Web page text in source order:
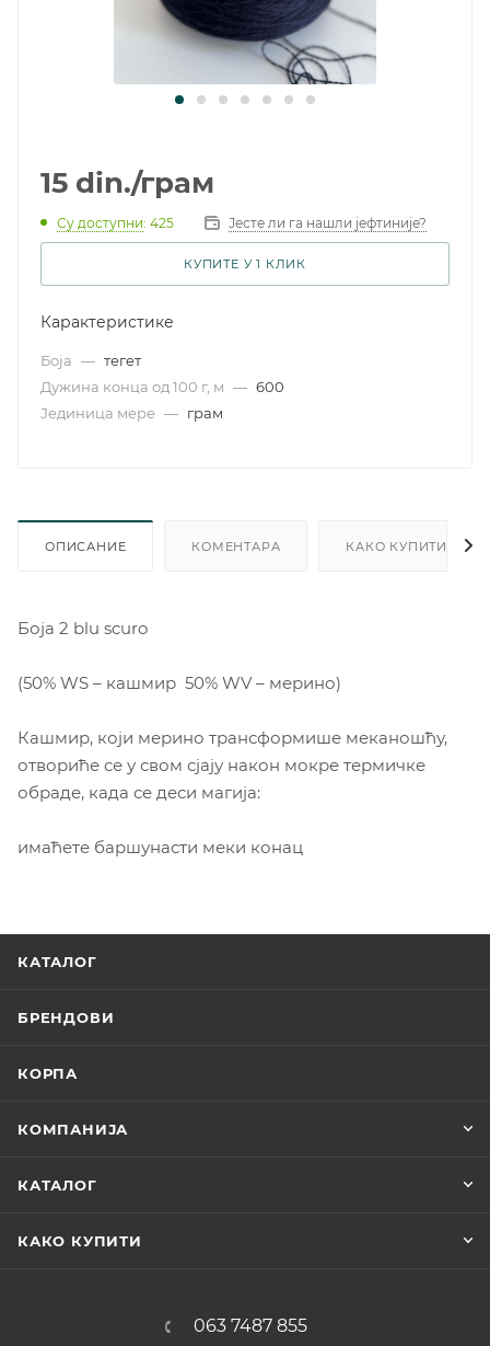
15 din./грам
Су доступни: 425 Јесте ли га нашли јефтиније?
КУПИТЕ У 1 КЛИК
Карактеристике
Боја — тегет
Дужина конца од 100 г, м — 600
Јединица мере — грам
ОПИСАНИЕ КОМЕНТАРА КАКО КУПИТИ
Боjа 2 blu scuro
(50% WS – кашмир 50% WV – мерино)
Кашмир, који мерино трансформише меканошћу,
отвориће се у свом сјају након мокре термичке
обраде, када се деси магија:
имаћете баршунасти меки конац
КАТАЛОГ
БРЕНДОВИ
КОРПА
КОМПАНИЈА
КАТАЛОГ
КАКО КУПИТИ
063 7487 855